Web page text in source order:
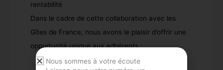
rentabilité
Dans le cadre de cette collaboration avec les
Gîtes de France, nous avons le plaisir d’offrir une
opportunité unique aux adhérents :
Nous sommes à votre écoute